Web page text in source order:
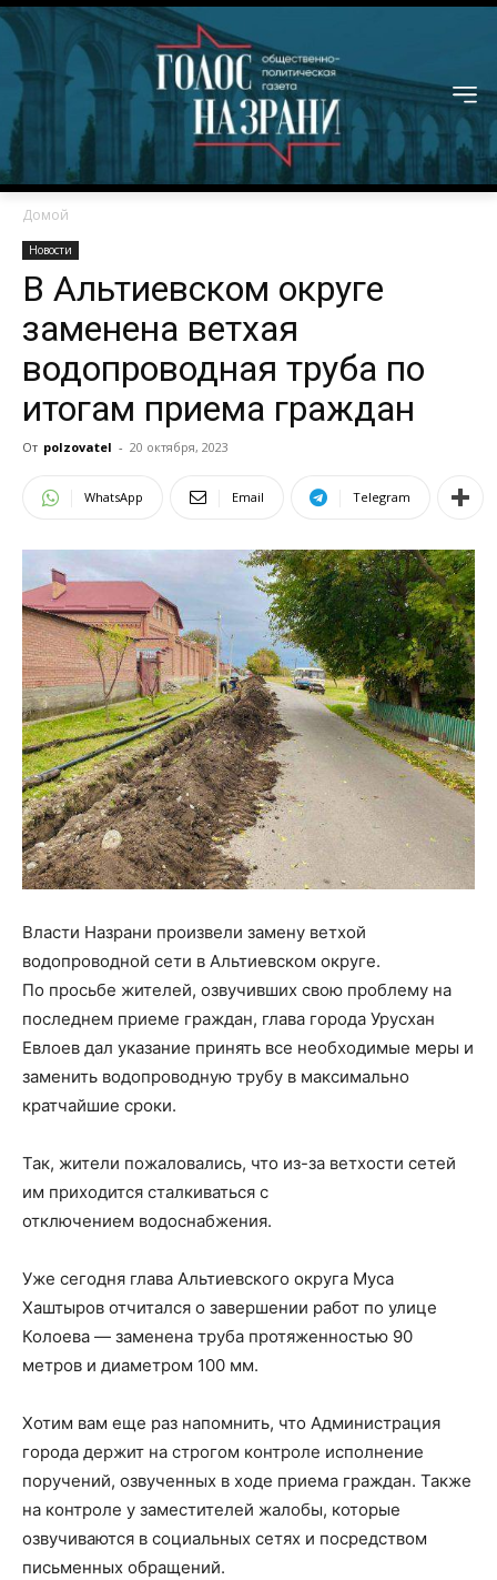
Домой
Новости
В Альтиевском округе
заменена ветхая
водопроводная труба по
итогам приема граждан
От polzovatel - 20 октября, 2023
WhatsApp Email Telegram
Власти Назрани произвели замену ветхой
водопроводной сети в Альтиевском округе.
По просьбе жителей, озвучивших свою проблему на
последнем приеме граждан, глава города Урусхан
Евлоев дал указание принять все необходимые меры и
заменить водопроводную трубу в максимально
кратчайшие сроки.
Так, жители пожаловались, что из-за ветхости сетей
им приходится сталкиваться с
отключением водоснабжения.
Уже сегодня глава Альтиевского округа Муса
Хаштыров отчитался о завершении работ по улице
Колоева — заменена труба протяженностью 90
метров и диаметром 100 мм.
Хотим вам еще раз напомнить, что Администрация
города держит на строгом контроле исполнение
поручений, озвученных в ходе приема граждан. Также
на контроле у заместителей жалобы, которые
озвучиваются в социальных сетях и посредством
письменных обращений.